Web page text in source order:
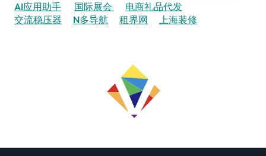
AI应用助手
国际展会
电商礼品代发
交流稳压器
N多导航 租界网 上海装修